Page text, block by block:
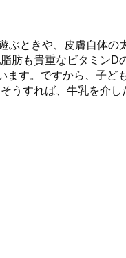
ぶときや、皮膚自体の
肪も貴重なビタミンD
ます。ですから、子ど
うすれば、牛乳を介し